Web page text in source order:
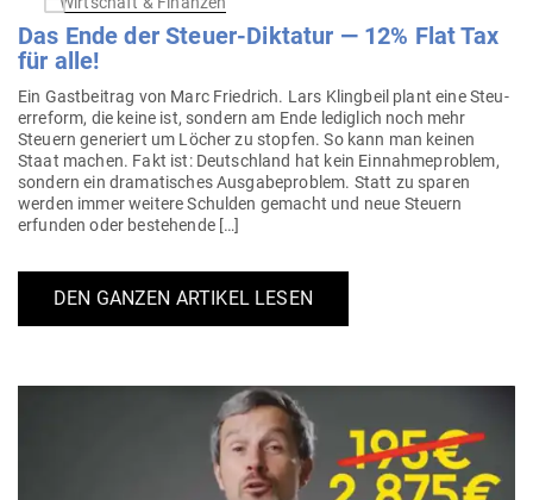
Das Ende der Steuer-Dik­tatur — 12% Flat Tax
für alle!
Ein Gast­beitrag von Marc Friedrich. Lars Klingbeil plant eine Steu­
er­reform, die keine ist, sondern am Ende lediglich noch mehr
Steuern gene­riert um Löcher zu stopfen. So kann man keinen
Staat machen. Fakt ist: Deutschland hat kein Ein­nah­me­problem,
sondern ein dra­ma­ti­sches Aus­ga­be­problem. Statt zu sparen
werden immer weitere Schulden gemacht und neue Steuern
erfunden oder bestehende […]
DEN GANZEN ARTIKEL LESEN